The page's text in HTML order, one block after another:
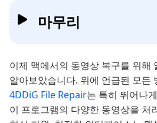
마무리
이제 맥에서의 동영상 복구를 위해
알아보았습니다. 위에 언급된 모든
4DDiG File Repair는 특히 뛰어나
이 프로그램의 다양한 동영상을 처